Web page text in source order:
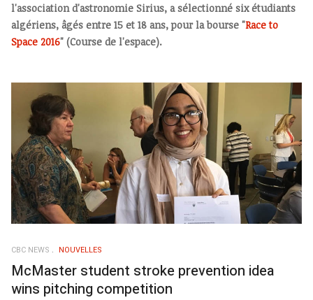
l'association d'astronomie Sirius, a sélectionné six étudiants
algériens, âgés entre 15 et 18 ans, pour la bourse "Race to
Space 2016" (Course de l'espace).
CBC NEWS NOUVELLES
McMaster student stroke prevention idea
wins pitching competition